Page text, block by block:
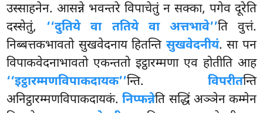
उस्साहनेन. आसन्ने भवन्तरे विपाचेतुं न सक्का, पगेव दूरेति
दस्सेतुं, ‘‘दुतिये वा ततिये वा अत्तभावे’’ति वुत्तं.
निब्बत्तकभावतो सुखवेदनाय हितन्ति सुखवेदनीयं. सा पन
विपाकवेदनाभावतो एकन्ततो इट्ठारम्मणा एव होतीति आह
‘‘इट्ठारम्मणविपाकदायक’’न्ति. विपरीतन्ति
अनिट्ठारम्मणविपाकदायकं.निप्फन्नेति सद्धिं अञ्ञेन कम्मेन